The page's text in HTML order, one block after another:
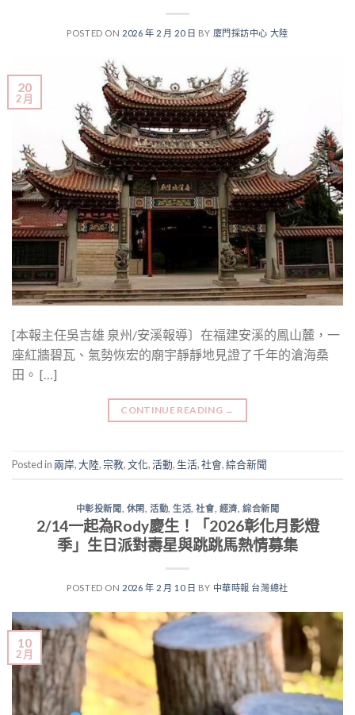
POSTED ON 2026 年 2 月 20 日 BY 廈門採訪中心 大陸
20
2 月
[本報主任吳吉雄 泉州/安溪報導〕在福建安溪的鳳山麓，一
座紅牆碧瓦、氣勢恢宏的廟宇靜靜地見證了千年的滄海桑
田。 […]
CONTINUE READING →
Posted in兩岸,大陸,宗教,文化,活動,生活,社會,綜合新聞
中彰投新聞 休閑 活動 ,生活 ,社會, 經濟 綜合新聞
2/14一起為Rody慶生！「2026彰化月影燈
季」生日派對壽星與跳跳馬熱情募集
POSTED ON 2026 年 2 月 10 日 BY 中華時報 台灣總社
10
2 月